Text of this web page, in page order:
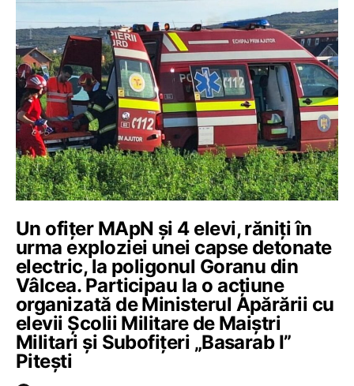
Un ofițer MApN și 4 elevi, răniți în
urma exploziei unei capse detonate
electric, la poligonul Goranu din
Vâlcea. Participau la o acțiune
organizată de Ministerul Apărării cu
elevii Școlii Militare de Maiștri
Militari și Subofițeri „Basarab I”
Pitești